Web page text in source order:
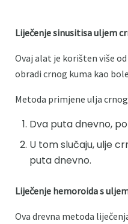
Liječenje sinusitisa uljem
Ovaj alat je korišten više
obradi crnog kuma kao
Metoda primjene ulja
Dva puta dnevno,
U tom slučaju, ulje
puta dnevno.
Liječenje hemoroida s
Ova drevna metoda